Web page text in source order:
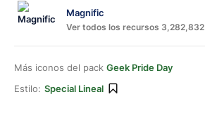
Magnific
Ver todos los recursos 3,282,832
Más iconos del pack Geek Pride Day
Estilo: Special Lineal